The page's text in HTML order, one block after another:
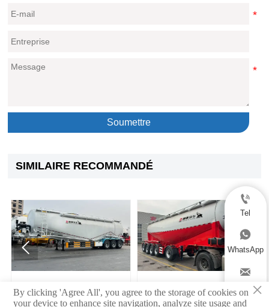
Soumettre
SIMILAIRE RECOMMANDÉ
remorque avec essieu BPW
ciment en vrac 5 essieux
 

Tel

WhatsApp

Email×
By clicking 'Agree All', you agree to the storage of cookies on
your device to enhance site navigation, analyze site usage and